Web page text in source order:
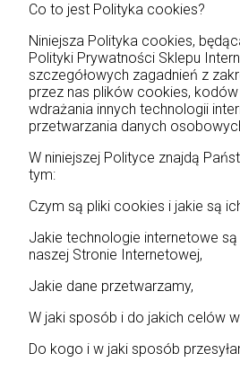
Co to jest Polityka cookies?
Niniejsza Polityka cookies,
Polityki Prywatności Sklepu
szczegółowych zagadnień z
przez nas plików cookies,
wdrażania innych technologii
przetwarzania danych
W niniejszej Polityce znajdą
tym:
Czym są pliki cookies i jakie są
Jakie technologie internetowe
naszej Stronie Internetowej,
Jakie dane przetwarzamy,
W jaki sposób i do jakich celów
Do kogo i w jaki sposób